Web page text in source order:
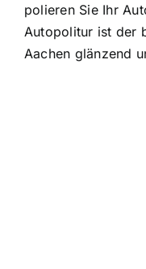
polieren Sie Ihr
Autopolitur ist der
Aachen glänzend